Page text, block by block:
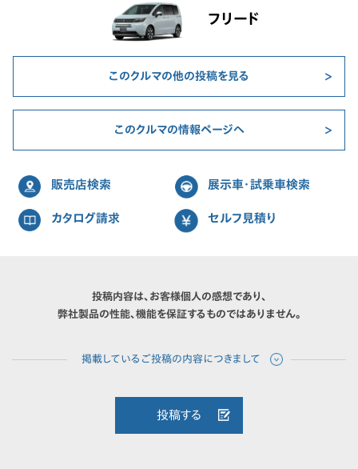
フリード
このクルマの他の投稿を見る
このクルマの情報ページへ
販売店検索 展示車・試乗車検索
カタログ請求 セルフ見積り
投稿内容は、お客様個人の感想であり、
弊社製品の性能、機能を保証するものではありません。
投稿する